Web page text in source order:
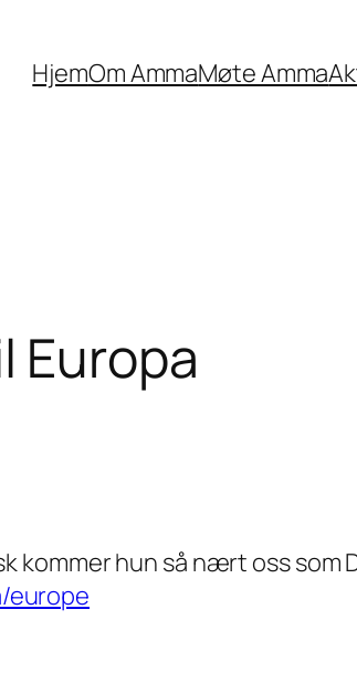
HjemOm AmmaMøte Amma
Europa
kommer hun så nært oss
europe